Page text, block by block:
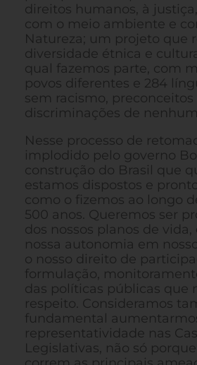
direitos humanos, à
com o meio ambiente e
Natureza; um projeto que
diversidade étnica e
qual fazemos parte, com
povos diferentes e 284
sem racismo, preconceitos
discriminações de
Nesse processo de
implodido pelo governo
construção do Brasil que
estamos dispostos e
como o fizemos ao longo
500 anos. Queremos ser
dos nossos planos de vida,
nossa autonomia em
o nosso direito de
formulação,
das políticas públicas que
respeito. Consideramos
fundamental
representatividade nas
Legislativas, não só